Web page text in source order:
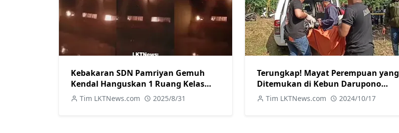
Kebakaran SDN Pamriyan Gemuh
Kendal Hanguskan 1 Ruang Kelas
dan Toilet
Tim LKTNews.com 2025/8/31
Terungkap! Mayat Perempuan yang
Ditemukan di Kebun Darupono
Kasela Ternyata Warga Brangsong
Tim LKTNews.com 2024/10/17